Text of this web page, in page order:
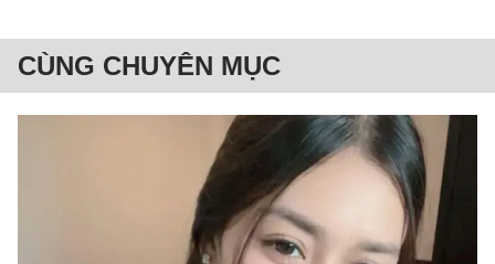
CÙNG CHUYÊN MỤC